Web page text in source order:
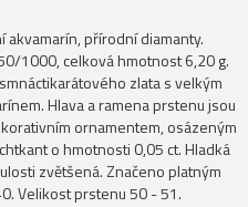
přírodní diamanty.
1000, celková hmotnost 6,20 g.
zlata s velkým
Hlava a ramena prstenu jsou
ornamentem, osázeným
o hmotnosti 0,05 ct. Hladká
zvětšená. Značeno platným
Velikost prstenu 50 - 51.